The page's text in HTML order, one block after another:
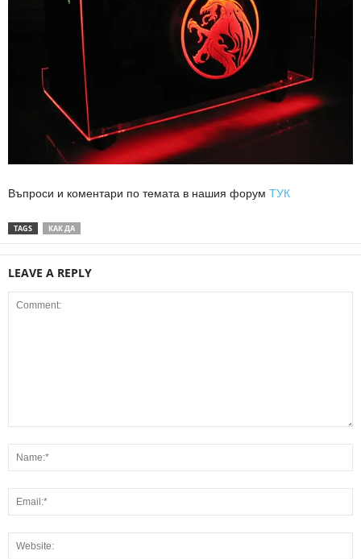
Въпроси и коментари по темата в нашия форум ТУК
TAGS КАК ДА
LEAVE A REPLY